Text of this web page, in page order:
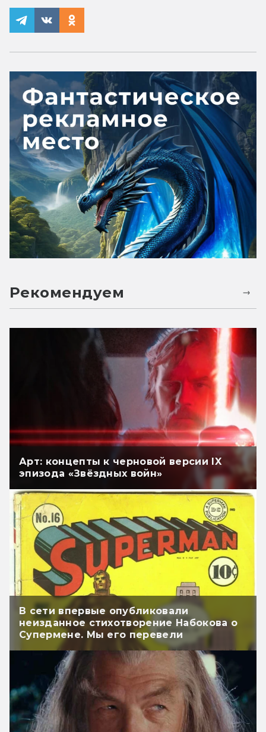
Рекомендуем
Арт: концепты к черновой версии IX
эпизода «Звёздных войн»
В сети впервые опубликовали
неизданное стихотворение Набокова о
Супермене. Мы его перевели